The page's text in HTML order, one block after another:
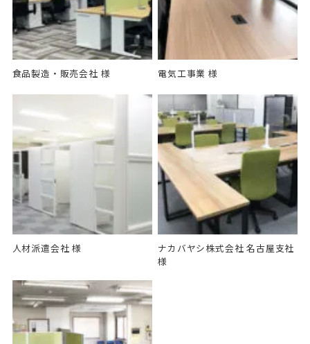
食品製造・販売会社 様 電気工事業 様
人材派遣会社 様
ナカバヤシ株式会社 名古屋支社
様